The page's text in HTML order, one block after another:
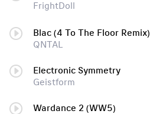
FrightDoll
Blac (4 To The Floor Remix)
QNTAL
Electronic Symmetry
Geistform
Wardance 2 (WW5)